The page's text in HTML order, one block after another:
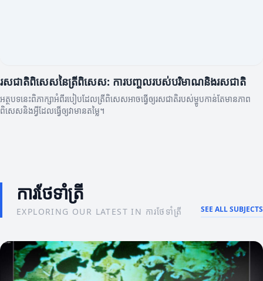
រសជាតិពិសេសនៃត្រីពិសេស: ការបញ្ចូលរបស់បរិមាណនិងរសជាតិ
អត្ថបទនេះពិភាក្សាអំពីរបៀបដែលត្រីពិសេសអាចធ្វើឲ្យរសជាតិរបស់ម្ហូបកាន់តែមានភាព
ពិសេសនិងអ្វីដែលធ្វើឲ្យវាមានតម្លៃ។
ការថែទាំត្រី
EXPLORING OUR LATEST IN ការថែទាំត្រី SEE ALL SUBJECTS